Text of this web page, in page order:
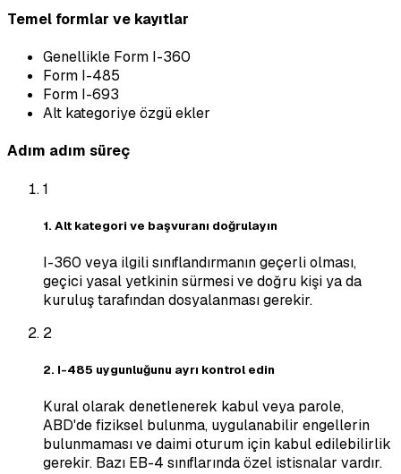
Temel formlar ve kayıtlar
Genellikle Form I-360
Form I-485
Form I-693
Alt kategoriye özgü ekler
Adım adım süreç
1
1. Alt kategori ve başvuranı doğrulayın
I-360 veya ilgili sınıflandırmanın geçerli olması,
geçici yasal yetkinin sürmesi ve doğru kişi ya da
kuruluş tarafından dosyalanması gerekir.
2
2. I-485 uygunluğunu ayrı kontrol edin
Kural olarak denetlenerek kabul veya parole,
ABD'de fiziksel bulunma, uygulanabilir engellerin
bulunmaması ve daimi oturum için kabul edilebilirlik
gerekir. Bazı EB-4 sınıflarında özel istisnalar vardır.